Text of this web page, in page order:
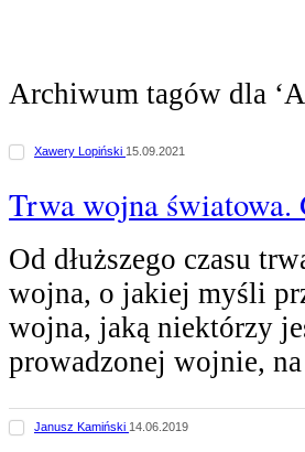
Archiwum tagów dla
Xawery Lopiński 15.09.2021
Trwa wojna światowa.
Od dłuższego czasu
wojna, o jakiej myśli
wojna, jaką niektórzy
prowadzonej wojnie,
Janusz Kamiński 14.06.2019